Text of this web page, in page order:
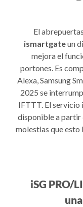
El
ismartgateun
mejora el
portones. Es
Alexa, Samsung
2025 se
IFTTT. El servicio
disponible a partir
molestias que esto
iSG PRO/